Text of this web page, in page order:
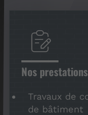
Nos
Travaux de
de bâtiment